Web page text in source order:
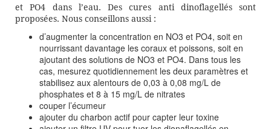
et PO4 dans l’eau. Des cures anti dinoflagellés sont
proposées. Nous conseillons aussi :
d’augmenter la concentration en NO3 et PO4, soit en
nourrissant davantage les coraux et poissons, soit en
ajoutant des solutions de NO3 et PO4. Dans tous les
cas, mesurez quotidiennement les deux paramètres et
stabilisez aux alentours de 0,03 à 0,08 mg/L de
phosphates et 8 à 15 mg/L de nitrates
couper l’écumeur
ajouter du charbon actif pour capter leur toxine